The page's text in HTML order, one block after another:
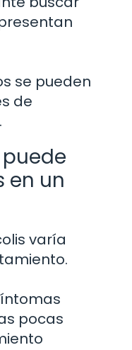
se pueden
de
en un
varía
pocas